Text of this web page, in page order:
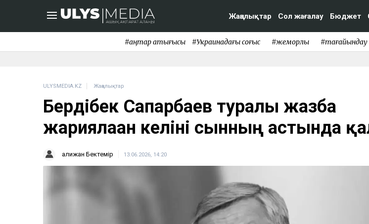
Жаңалықтар Сол жағалау Бюджет
#қаңтар қақтығысы #Украинадағы соғыс #жемқорлық #тағайындау
ULYSMEDIA.KZ Жаңалықтар
Бердібек Сапарбаев туралы жазба
жариялаған келіні сынның астында
Қалижан Бектемір 13.06.2026, 14:20